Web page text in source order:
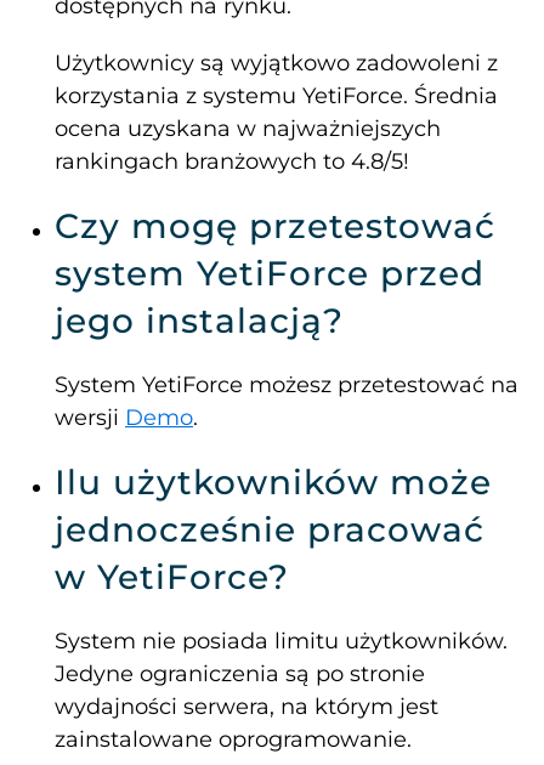
dostępnych na rynku.
Użytkownicy są wyjątkowo zadowoleni z
korzystania z systemu YetiForce. Średnia
ocena uzyskana w najważniejszych
rankingach branżowych to 4.8/5!
Czy mogę przetestować
system YetiForce przed
jego instalacją?
System YetiForce możesz przetestować na
wersji Demo.
Ilu użytkowników może
jednocześnie pracować
w YetiForce?
System nie posiada limitu użytkowników.
Jedyne ograniczenia są po stronie
wydajności serwera, na którym jest
zainstalowane oprogramowanie.